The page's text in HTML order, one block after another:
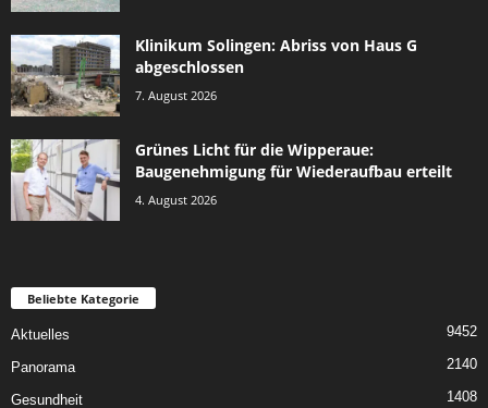
Klinikum Solingen: Abriss von Haus G
abgeschlossen
7. August 2026
Grünes Licht für die Wipperaue:
Baugenehmigung für Wiederaufbau erteilt
4. August 2026
Beliebte Kategorie
Aktuelles 9452
Panorama 2140
Gesundheit 1408